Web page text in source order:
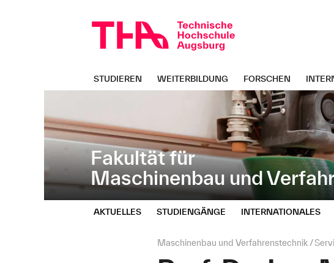
überspringen
Fakultät für
Maschinenbau und
STUDIEREN WEITERBILDUNG FORSCHEN
AKTUELLES STUDIENGÄNGE INTERNATIONALES
Seitenpfad:
Maschinenbau und Verfahrenstechnik